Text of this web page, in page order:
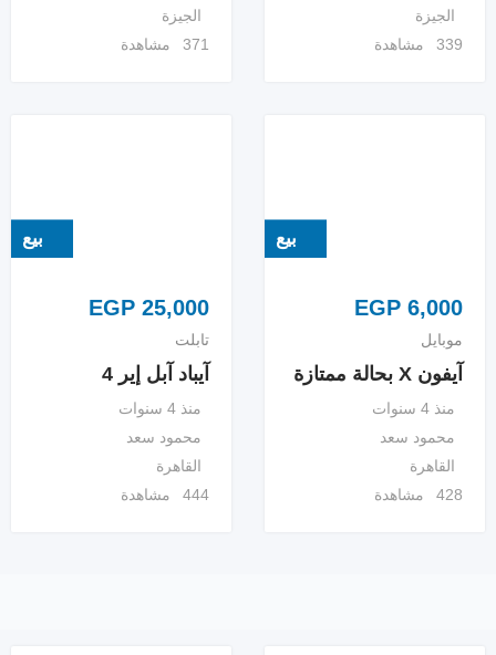
الجيزة
339 مشاهدة
الجيزة
371 مشاهدة
بيع
EGP 6,000
موبايل
آيفون X بحالة ممتازة
منذ 4 سنوات
محمود سعد
القاهرة
428 مشاهدة
بيع
EGP 25,000
تابلت
آيباد آبل إير 4
منذ 4 سنوات
محمود سعد
القاهرة
444 مشاهدة